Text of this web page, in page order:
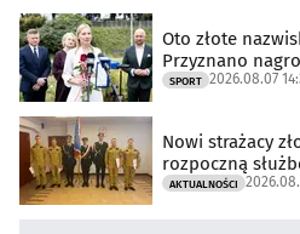
Oto złote
Przyznano
SPORT 2026.08.07
Nowi strażacy
rozpoczną
AKTUALNOŚCI